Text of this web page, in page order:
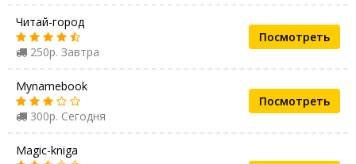
Читай-город
250р. Завтра
Посмотреть
Mynamebook
300р. Сегодня
Посмотреть
Magic-kniga